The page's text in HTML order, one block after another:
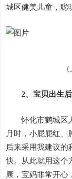
城区健美儿童，聪
2、宝贝出生
怀化市鹤城区
月时，小屁屁红、
后来采用我建议的
快。从此就用这个
康，宝妈非常开心